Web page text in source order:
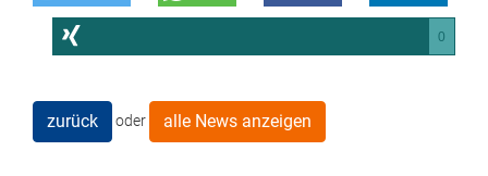
0
zurück oder alle News anzeigen